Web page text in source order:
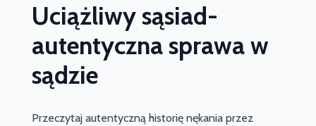
Uciążliwy sąsiad-
autentyczna sprawa w
sądzie
Przeczytaj autentyczną historię nękania przez